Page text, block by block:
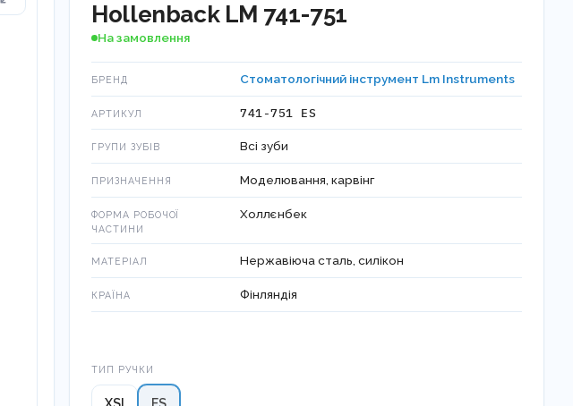
Hollenback LM 741-751
На замовлення
БРЕНД Стоматологічний інструмент Lm Instruments
АРТИКУЛ 741-751 ES
ГРУПИ ЗУБІВ Всі зуби
ПРИЗНАЧЕННЯ Моделювання, карвінг
ФОРМА РОБОЧОЇ
ЧАСТИНИ
Холлєнбек
МАТЕРІАЛ Нержавіюча сталь, силікон
КРАЇНА Фінляндія
ТИП РУЧКИ